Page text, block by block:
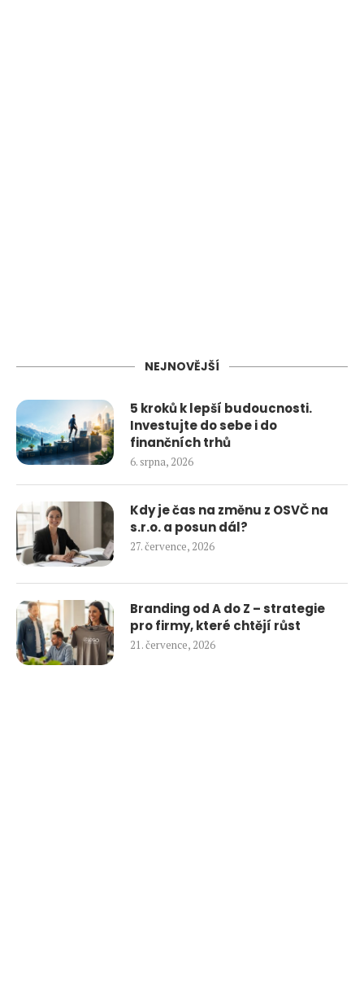
NEJNOVĚJŠÍ
5 kroků k lepší budoucnosti.
Investujte do sebe i do
finančních trhů
6. srpna, 2026
Kdy je čas na změnu z OSVČ na
s.r.o. a posun dál?
27. července, 2026
Branding od A do Z – strategie
pro firmy, které chtějí růst
21. července, 2026